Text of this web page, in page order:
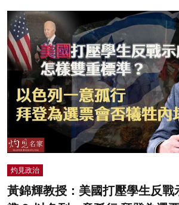
灼見政治
黃錦輝教授：美國打壓學生反戰